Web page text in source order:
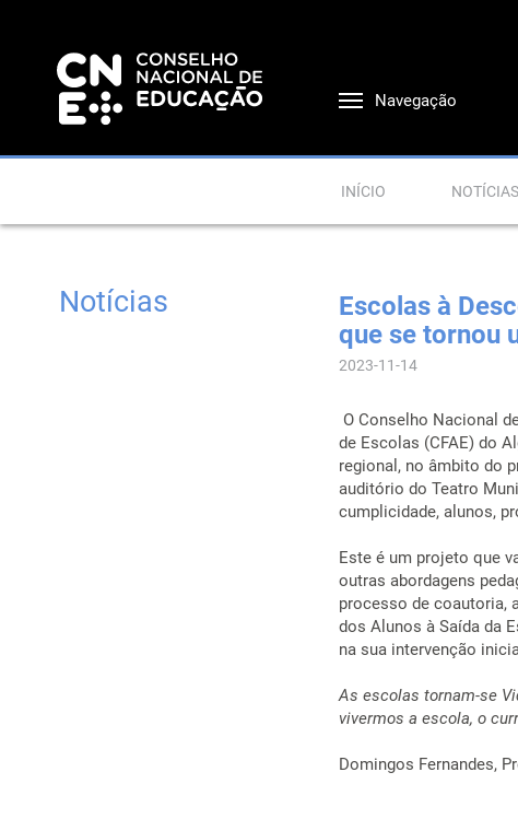
Navegação
INÍCIO NOTÍCIAS
Notícias
Escolas à
que se tornou
2023-11-14
O Conselho Nacional
de Escolas (CFAE) do
regional, no âmbito do
auditório do Teatro
cumplicidade, alunos,
Este é um projeto que
outras abordagens
processo de coautoria,
dos Alunos à Saída da
na sua intervenção
As escolas tornam-se
vivermos a escola, o
Domingos Fernandes,